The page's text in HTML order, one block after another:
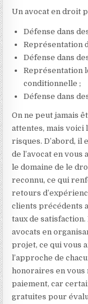
Un avocat en droit
Défense dans
Représentation
Défense dans
Représentation
conditionnelle ;
Défense dans
On ne peut jamais
attentes, mais
risques. D’abord,
de l’avocat en vous
le domaine de le
reconnu, ce qui
retours
clients précédents
taux de
avocats en
projet, ce qui vous
l’approche de
honoraires en
paiement, car
gratuites pour